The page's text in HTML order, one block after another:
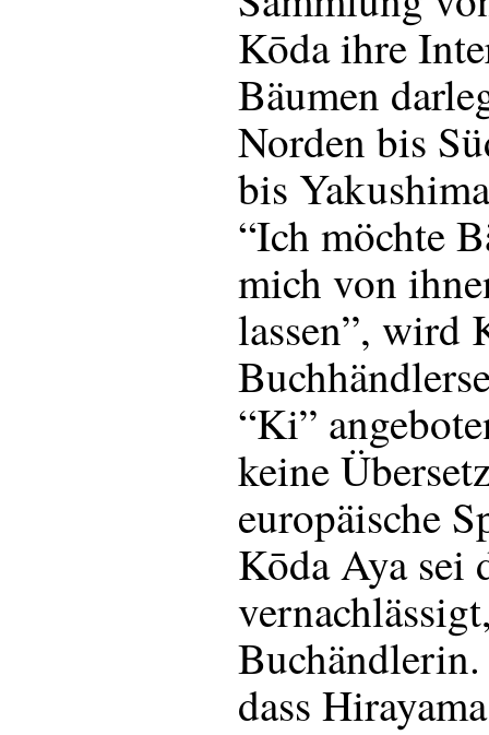
Kōda ihre
Bäumen
Norden bis
bis
“Ich möchte
mich von
lassen”, wird
“Ki”
keine
europäische
Kōda Aya sei
dass